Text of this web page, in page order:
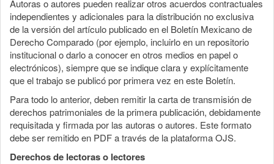
Autoras o autores pueden realizar otros acuerdos contractuales
independientes y adicionales para la distribución no exclusiva
de la versión del artículo publicado en el Boletín Mexicano de
Derecho Comparado (por ejemplo, incluirlo en un repositorio
institucional o darlo a conocer en otros medios en papel o
electrónicos), siempre que se indique clara y explícitamente
que el trabajo se publicó por primera vez en este Boletín.
Para todo lo anterior, deben remitir la carta de transmisión de
derechos patrimoniales de la primera publicación, debidamente
requisitada y firmada por las autoras o autores. Este formato
debe ser remitido en PDF a través de la plataforma OJS.
Derechos de lectoras o lectores